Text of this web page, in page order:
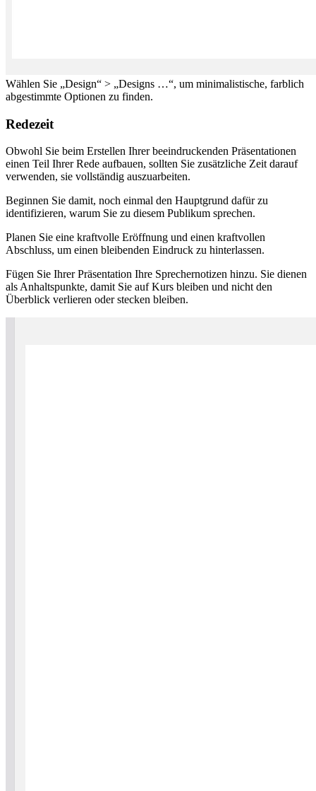
Wählen Sie „Design“ > „Designs …“, um minimalistische, farblich
abgestimmte Optionen zu finden.
Redezeit
Obwohl Sie beim Erstellen Ihrer beeindruckenden Präsentationen
einen Teil Ihrer Rede aufbauen, sollten Sie zusätzliche Zeit darauf
verwenden, sie vollständig auszuarbeiten.
Beginnen Sie damit, noch einmal den Hauptgrund dafür zu
identifizieren, warum Sie zu diesem Publikum sprechen.
Planen Sie eine kraftvolle Eröffnung und einen kraftvollen
Abschluss, um einen bleibenden Eindruck zu hinterlassen.
Fügen Sie Ihrer Präsentation Ihre Sprechernotizen hinzu. Sie dienen
als Anhaltspunkte, damit Sie auf Kurs bleiben und nicht den
Überblick verlieren oder stecken bleiben.